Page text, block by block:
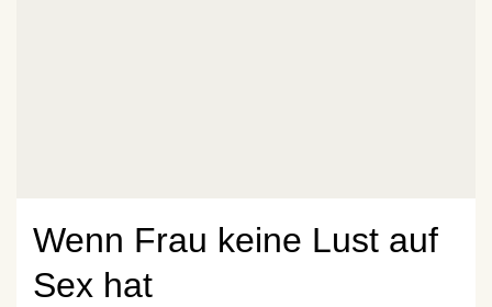
Wenn Frau keine Lust auf
Sex hat